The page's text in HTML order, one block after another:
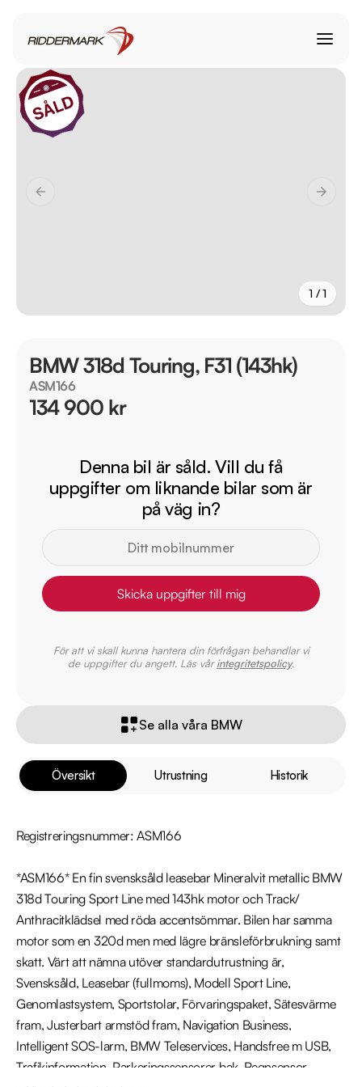
1 / 1
Översikt Utrustning Historik
Registreringsnummer: ASM166
*ASM166* En fin svensksåld leasebar Mineralvit metallic BMW
318d Touring Sport Line med 143hk motor och Track/
Anthracitklädsel med röda accentsömmar. Bilen har samma
motor som en 320d men med lägre bränsleförbrukning samt
skatt. Värt att nämna utöver standardutrustning är,
Svensksåld, Leasebar (fullmoms), Modell Sport Line,
Genomlastsystem, Sportstolar, Förvaringspaket, Sätesvärme
fram, Justerbart armstöd fram, Navigation Business,
Intelligent SOS-larm, BMW Teleservices, Handsfree m USB,
Trafikinformation, Parkeringssensorer bak, Regnsensor,
BMW 318d Touring, F31 (143hk)
ASM166
134 900 kr
Denna bil är såld. Vill du få
uppgifter om liknande bilar som är
på väg in?
Skicka uppgifter till mig
För att vi skall kunna hantera din förfrågan behandlar vi
de uppgifter du angett. Läs vårintegritetspolicy.
Se alla våra BMW